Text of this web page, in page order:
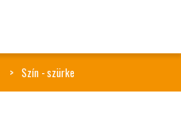
Szín - szürke